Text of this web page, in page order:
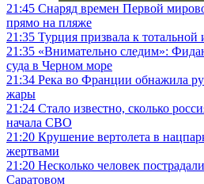
21:45 Снаряд времен Первой
прямо на пляже
21:35 Турция призвала к тотальной
21:35 «Внимательно следим»:
суда в Черном море
21:34 Река во Франции обнажила
жары
21:24 Стало известно, сколько
начала СВО
21:20 Крушение вертолета в
жертвами
21:20 Несколько человек
Саратовом